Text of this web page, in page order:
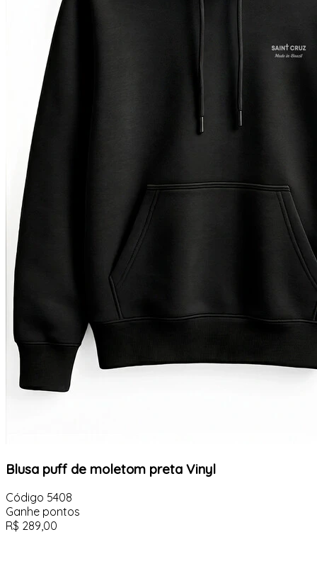
Blusa puff de moletom preta Vinyl
Código 5408
Ganhe pontos
R$ 289,00